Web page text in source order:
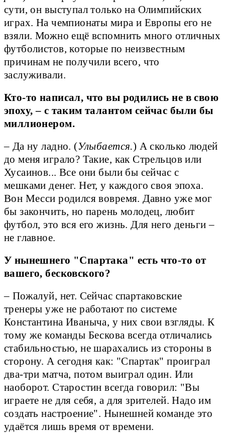
сути, он выступал только на Олимпийских
играх. На чемпионаты мира и Европы его не
взяли. Можно ещё вспомнить много отличных
футболистов, которые по неизвестным
причинам не получили всего, что
заслуживали.
Кто-то написал, что вы родились не в свою
эпоху, – с таким талантом сейчас были бы
миллионером.
– Да ну ладно. (Улыбается.) А сколько людей
до меня играло? Такие, как Стрельцов или
Хусаинов... Все они были бы сейчас с
мешками денег. Нет, у каждого своя эпоха.
Вон Месси родился вовремя. Давно уже мог
бы закончить, но парень молодец, любит
футбол, это вся его жизнь. Для него деньги –
не главное.
У нынешнего "Спартака" есть что-то от
вашего, бесковского?
– Пожалуй, нет. Сейчас спартаковские
тренеры уже не работают по системе
Константина Иваныча, у них свои взгляды. К
тому же команды Бескова всегда отличались
стабильностью, не шарахались из стороны в
сторону. А сегодня как: "Спартак" проиграл
два-три матча, потом выиграл один. Или
наоборот. Старостин всегда говорил: "Вы
играете не для себя, а для зрителей. Надо им
создать настроение". Нынешней команде это
удаётся лишь время от времени.